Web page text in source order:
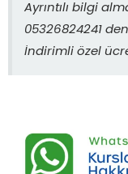
Ayrıntılı bilgi
05326824241
İndirimli özel